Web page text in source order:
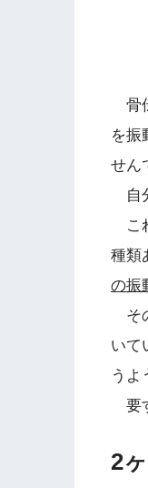
骨
を振
せん
自
こ
種類
の振
そ
いて
うよ
要
2